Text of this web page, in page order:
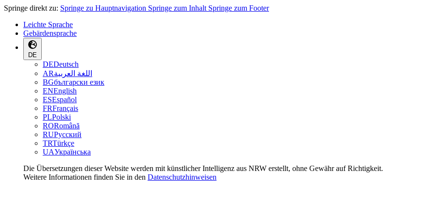
Springe direkt zu: Springe zu Hauptnavigation Springe zum Inhalt Springe zum Footer
Leichte Sprache
Gebärdensprache
DE
DEDeutsch
ARاللغة العربية
BGбългарски език
ENEnglish
ESEspañol
FRFrançais
PLPolski
RORomână
RUРусский
TRTürkçe
UAУкраїнська
Die Übersetzungen dieser Website werden mit künstlicher Intelligenz aus NRW erstellt, ohne Gewähr auf Richtigkeit.
Weitere Informationen finden Sie in den Datenschutzhinweisen